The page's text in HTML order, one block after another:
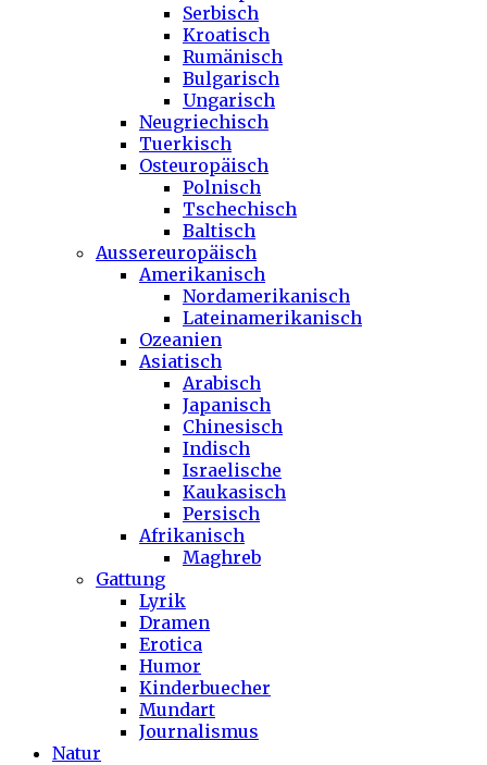
Serbisch
Kroatisch
Rumänisch
Bulgarisch
Ungarisch
Neugriechisch
Tuerkisch
Osteuropäisch
Polnisch
Tschechisch
Baltisch
Aussereuropäisch
Amerikanisch
Nordamerikanisch
Lateinamerikanisch
Ozeanien
Asiatisch
Arabisch
Japanisch
Chinesisch
Indisch
Israelische
Kaukasisch
Persisch
Afrikanisch
Maghreb
Gattung
Lyrik
Dramen
Erotica
Humor
Kinderbuecher
Mundart
Journalismus
Natur